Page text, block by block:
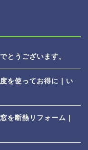
うございます。
を使ってお得に｜い
を断熱リフォーム｜